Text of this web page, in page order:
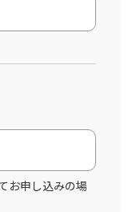
お申し込みの場